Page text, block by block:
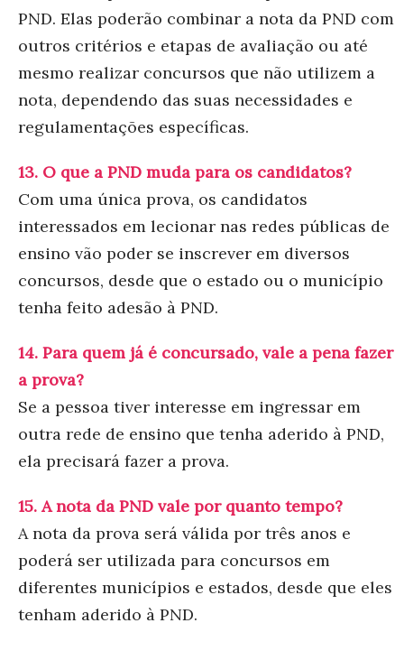
PND. Elas poderão combinar a nota da PND com
outros critérios e etapas de avaliação ou até
mesmo realizar concursos que não utilizem a
nota, dependendo das suas necessidades e
regulamentações específicas.
13. O que a PND muda para os candidatos?
Com uma única prova, os candidatos
interessados em lecionar nas redes públicas de
ensino vão poder se inscrever em diversos
concursos, desde que o estado ou o município
tenha feito adesão à PND.
14. Para quem já é concursado, vale a pena fazer
a prova?
Se a pessoa tiver interesse em ingressar em
outra rede de ensino que tenha aderido à PND,
ela precisará fazer a prova.
15. A nota da PND vale por quanto tempo?
A nota da prova será válida por três anos e
poderá ser utilizada para concursos em
diferentes municípios e estados, desde que eles
tenham aderido à PND.